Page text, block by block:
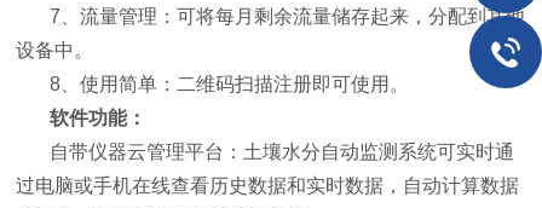
7、流量管理：可将每月剩余流量储存起来，分配到其他
设备中。
8、使用简单：二维码扫描注册即可使用。
软件功能：
自带仪器云管理平台：土壤水分自动监测系统可实时通
过电脑或手机在线查看历史数据和实时数据，自动计算数据